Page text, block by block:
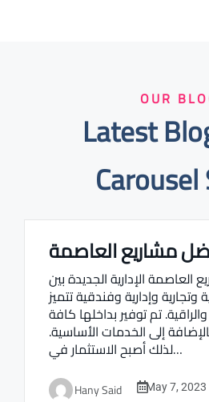
OUR
Latest
Real estate Estate ville
الإدارية الجديدة بين
وإدارية وفندقية تتميز
تم توفير بداخلها كافة
إلى الخدمات الأساسية.
لذلك أصبح الاستثمار في…
Hany Said May 7, 2023